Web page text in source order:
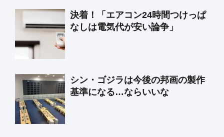
決着！「エアコン24時間つけっぱ
なしは電気代が安い論争」
シン・ゴジラは今後の邦画の製作
基準になる…ならいいな